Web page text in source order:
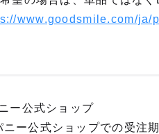
www.goodsmile.com/ja/
ー公式ショップ
ー公式ショップでの受注